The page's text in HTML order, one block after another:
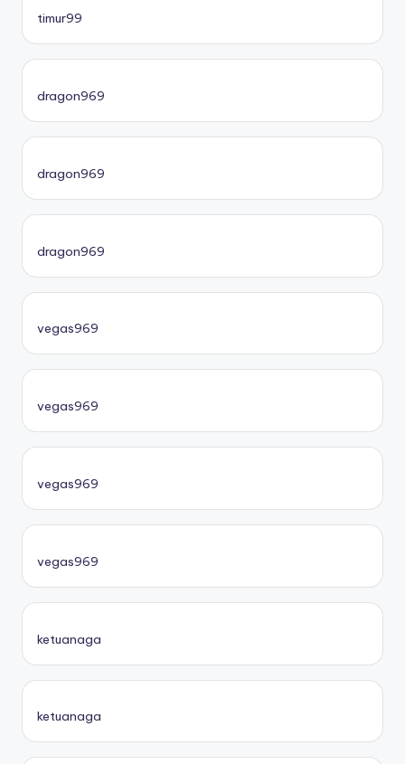
timur99
dragon969
dragon969
dragon969
vegas969
vegas969
vegas969
vegas969
ketuanaga
ketuanaga